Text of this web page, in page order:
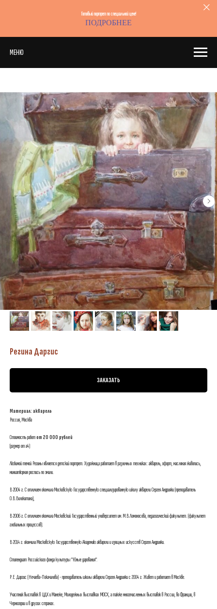
Готовый портрет по специальной цене!
ПОДРОБНЕЕ
МЕНЮ
Регина Даргис
ЗАКАЗАТЬ
Материал: акварель
Россия, Москва
Стоимость работот 20 000 рублей
(размер от а4)
Любимой темой Регины является детский портрет. Художница работает в различных техниках: акварель, офорт, масляная живопись,
миниатюрная роспись по эмали.
В 2004 г. С отличием окончила Московскую Государственную специализированную школу акварели Сергея Андрияки (преподаватель
О.В.Волокитина),
В 2006 г. С отличием окончила Московский Государственный университет им. М.В.Ломоносова, педагогический факультет. (факультет
глобальных процессов).
В 2014 г. окончила Московскую Государственную Академию акварели и изящных искусств Сергея Андрияки.
Стипендиат Российского фонда культуры "Юные дарования".
Р.Е. Даргис (Нечаева-Покачалова) - преподаватель школы акварели Сергея Андрияки с 2004 г. Живет и работает в Москве.
Участник выставок в ЦДХ и Манеже, Молодежных выставках МОСХ, а также многочисленных выставок в России, во Франции, в
Черногории и в других странах.